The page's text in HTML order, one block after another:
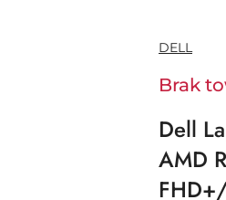
NAZWA
DELL
Brak
Dell
AMD